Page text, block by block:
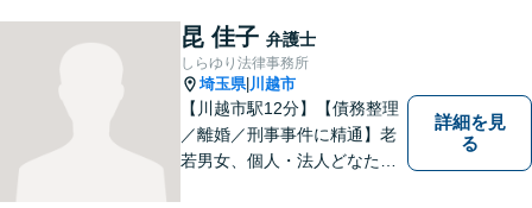
解決の鍵です。お困りごとが
ございましたら、お気軽にご
相談ください。
昆 佳子 弁護士
しらゆり法律事務所
埼玉県| 川越市
【川越市駅12分】【債務整理
／離婚／刑事事件に精通】老
若男女、個人・法人どなたか
詳細を見
る